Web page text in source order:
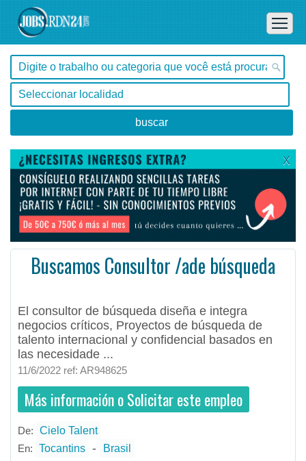
X
Buscamos Consultor /ade búsqueda
El consultor de búsqueda diseña e integra
negocios críticos, Proyectos de búsqueda de
talento internacional y confidencial basados ​​en
las necesidade ...
11/6/2022 ref: AR948625
Más información o Solicitar este empleo
De: Cielo Talent
En: Tocantins -
Brasil